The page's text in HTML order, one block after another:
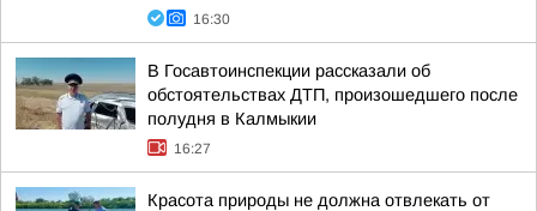
16:30
В Госавтоинспекции рассказали об
обстоятельствах ДТП, произошедшего после
полудня в Калмыкии
16:27
Красота природы не должна отвлекать от